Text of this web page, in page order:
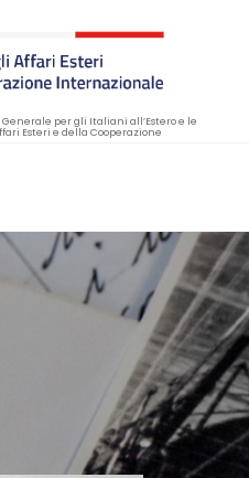
per gli Italiani all’Estero e le
Esteri e della Cooperazione